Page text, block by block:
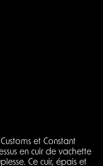
et Constant
en cuir de vachette
Ce cuir, épais et